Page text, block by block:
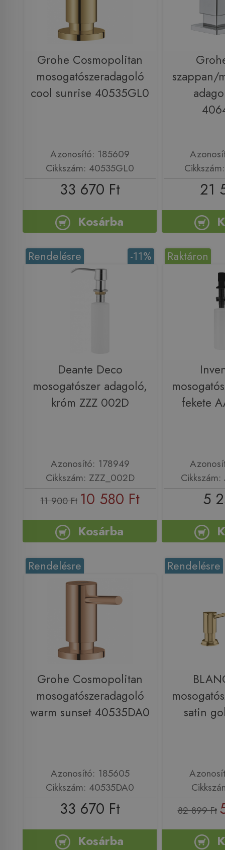
Grohe Cosmopolitan
mosogatószeradagoló
cool sunrise 40535GL0
Azonosító: 185609
Cikkszám: 40535GL0
33 670 Ft
Kosárba
szappan/
21
-11%
Rendelésre
Deante Deco
mosogatószer adagoló,
króm ZZZ 002D
Azonosító: 178949
Cikkszám: ZZZ_002D
11 900 Ft 10 580 Ft
Kosárba
Raktáron
fekete
5
Rendelésre
Grohe Cosmopolitan
mosogatószeradagoló
warm sunset 40535DA0
Azonosító: 185605
Cikkszám: 40535DA0
33 670 Ft
Kosárba
Rendelésre
satin
82 899 Ft